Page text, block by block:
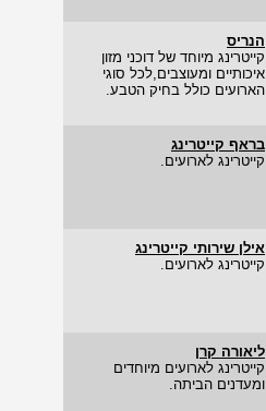
הנריס
קייטרינג מיוחד של דוכני מזון
איכותיים ומעוצבים,לכל סוגי
הארועים כולל בחיק הטבע.
בראף קייטרינג
קייטרינג לארועים.
אילן שירותי קייטרינג
קייטרינג לארועים.
ליאורה קרן
קייטרינג לארועים מיוחדים
ומעדנים הביתה.